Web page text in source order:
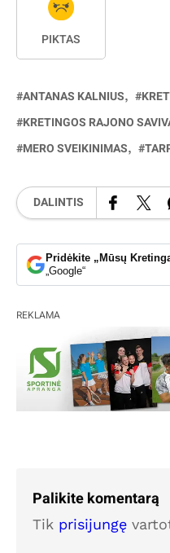
PIKTAS
ANTANAS KALNIUS
KRETINGOS RAJONO
MERO SVEIKINIMAS
DALINTIS
Pridėkite „Mūsų
„Google“
REKLAMA
Palikite komentarą
Tik prisijungę